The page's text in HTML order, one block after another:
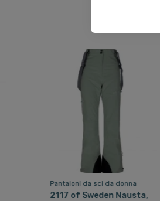
Pantaloni da sci da donna
2117 of Sweden Nausta,